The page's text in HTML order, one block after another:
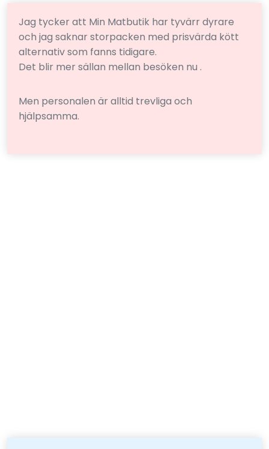
Jag tycker att Min Matbutik har tyvärr dyrare
och jag saknar storpacken med prisvärda kött
alternativ som fanns tidigare.
Det blir mer sällan mellan besöken nu .
Men personalen är alltid trevliga och
hjälpsamma.